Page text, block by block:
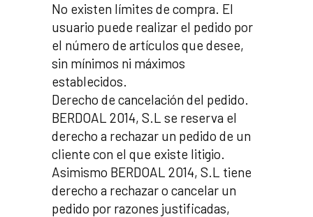
No existen límites de compra. El
usuario puede realizar el pedido por
el número de artículos que desee,
sin mínimos ni máximos
establecidos.
Derecho de cancelación del pedido.
BERDOAL 2014, S.L se reserva el
derecho a rechazar un pedido de un
cliente con el que existe litigio.
Asimismo BERDOAL 2014, S.L tiene
derecho a rechazar o cancelar un
pedido por razones justificadas,